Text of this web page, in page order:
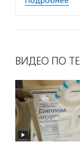
ВИДЕО ПО